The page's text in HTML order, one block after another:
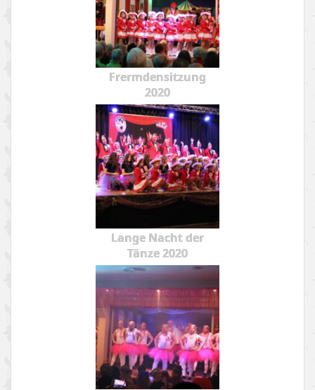
Frermdensitzung
2020
Lange Nacht der
Tänze 2020